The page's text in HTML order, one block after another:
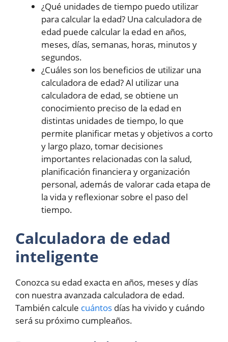
¿Qué unidades de tiempo puedo utilizar
para calcular la edad? Una calculadora de
edad puede calcular la edad en años,
meses, días, semanas, horas, minutos y
segundos.
¿Cuáles son los beneficios de utilizar una
calculadora de edad? Al utilizar una
calculadora de edad, se obtiene un
conocimiento preciso de la edad en
distintas unidades de tiempo, lo que
permite planificar metas y objetivos a corto
y largo plazo, tomar decisiones
importantes relacionadas con la salud,
planificación financiera y organización
personal, además de valorar cada etapa de
la vida y reflexionar sobre el paso del
tiempo.
Calculadora de edad
inteligente
Conozca su edad exacta en años, meses y días
con nuestra avanzada calculadora de edad.
También calcule cuántos días ha vivido y cuándo
será su próximo cumpleaños.